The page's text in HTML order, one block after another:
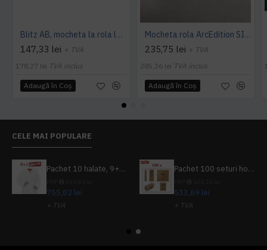
Blitz AB, mocheta la rola latime 4 m, Balta Industries
147,33 lei + TVA
178,27 lei TVA inclus
Adaugă în Coş
Mocheta rola ArcEdition SIRIOUS AB
235,75 lei + TVA
285,26 lei TVA inclus
Adaugă în Coş
CELE MAI POPULARE
Pachet 10 halate, 9+1 gratuit
755,82 lei
+ TVA
Pachet 100 seturi hoteliere, set dentar, set barbierit, casca de dus, pila unghii, set cusut
533,69 lei
+ TVA